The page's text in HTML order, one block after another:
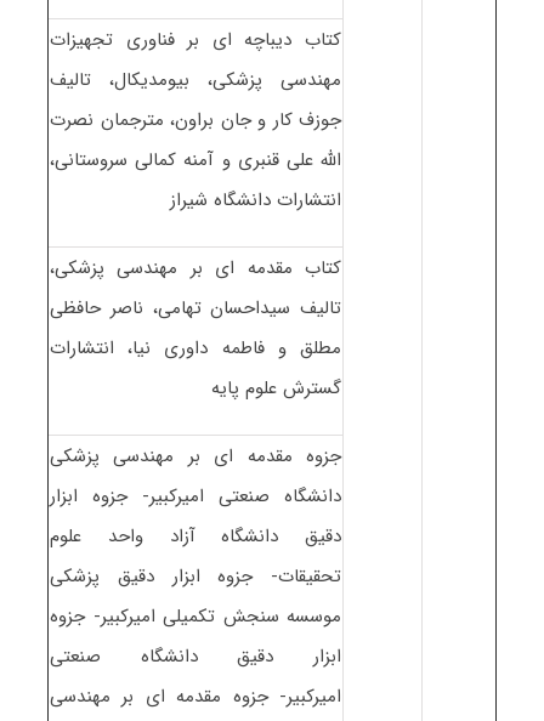
کتاب دیباچه ای بر فناوری تجهیزات
مهندسی پزشکی، بیومدیکال، تالیف
جوزف کار و جان براون، مترجمان نصرت
الله علی قنبری و آمنه کمالی سروستانی،
انتشارات دانشگاه شیراز
کتاب مقدمه ای بر مهندسی پزشکی،
تالیف سیداحسان تهامی، ناصر حافظی
مطلق و فاطمه داوری نیا، انتشارات
گسترش علوم پایه
جزوه مقدمه ای بر مهندسی پزشکی
دانشگاه صنعتی امیرکبیر- جزوه ابزار
دقیق دانشگاه آزاد واحد علوم
تحقیقات- جزوه ابزار دقیق پزشکی
موسسه سنجش تکمیلی امیرکبیر- جزوه
ابزار دقیق دانشگاه صنعتی
امیرکبیر- جزوه مقدمه ای بر مهندسی